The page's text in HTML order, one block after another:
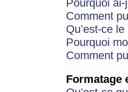
Pourquoi
Comment
Qu’est-ce
Pourquoi
Comment
Formatage